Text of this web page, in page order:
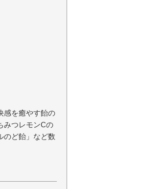
感を癒やす飴の
みつレモンCの
のど飴」など数